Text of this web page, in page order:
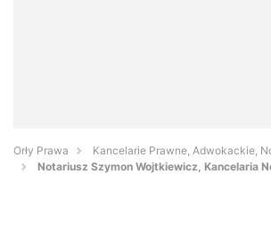
Orły Prawa
Kancelarie Prawne, Adwokackie,
Notariusz Szymon Wojtkiewicz, Kancelaria